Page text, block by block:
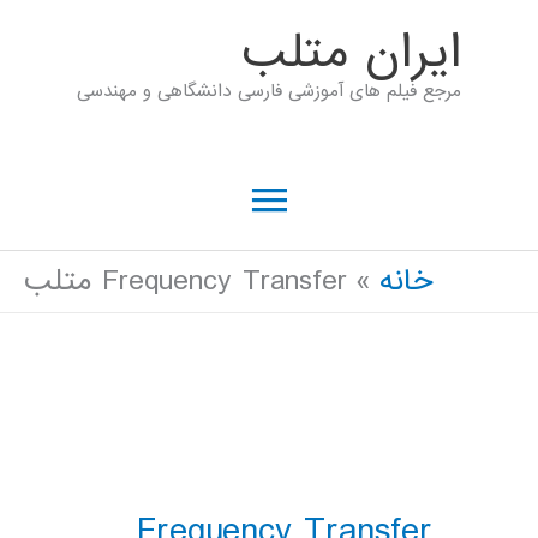
ايران متلب
مرجع فیلم های آموزشی فارسی دانشگاهی و مهندسی
فهرست
اصلی
خانه Frequency Transfer متلب